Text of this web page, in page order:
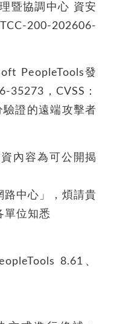
暨協調中心 資安
200-202606-
PeopleTools發
35273，CVSS：
證的遠端攻擊者
內容為可公開揭
路中心」，煩請貴
單位知悉
8.61、